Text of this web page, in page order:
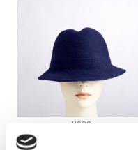
H023
ODEKORERAD FILTHATT – H023